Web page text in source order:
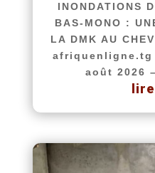
INONDATIONS
BAS-MONO :
LA DMK AU
afriquenligne.tg
août 2026